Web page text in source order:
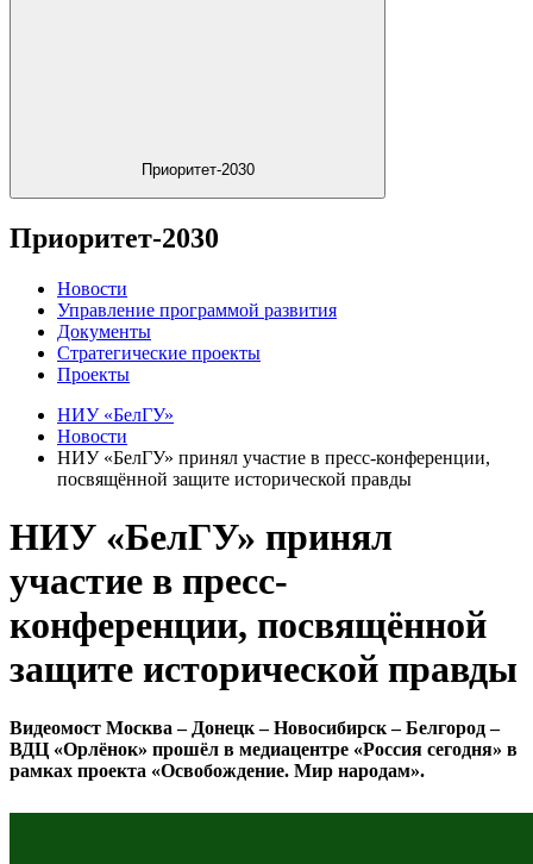
Приоритет-2030
Приоритет-2030
Новости
Управление программой развития
Документы
Стратегические проекты
Проекты
НИУ «БелГУ»
Новости
НИУ «БелГУ» принял участие в пресс-конференции,
посвящённой защите исторической правды
НИУ «БелГУ» принял
участие в пресс-
конференции, посвящённой
защите исторической правды
Видеомост Москва – Донецк – Новосибирск – Белгород –
ВДЦ «Орлёнок» прошёл в медиацентре «Россия сегодня» в
рамках проекта «Освобождение. Мир народам».